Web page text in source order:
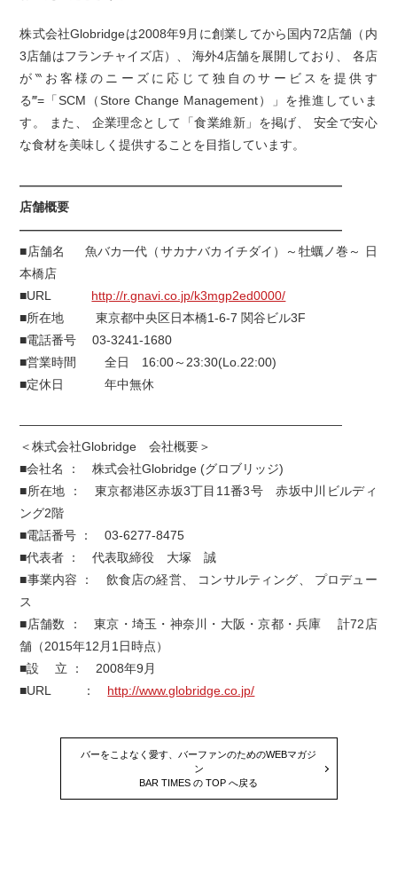
株式会社Globridgeは2008年9月に創業してから国内72店舗（内
3店舗はフランチャイズ店）、 海外4店舗を展開しており、 各店
が‷お客様のニーズに応じて独自のサービスを提供す
る‴=「SCM（Store Change Management）」を推進していま
す。 また、 企業理念として「食業維新」を掲げ、 安全で安心
な食材を美味しく提供することを目指しています。
——————————————————————————
店舗概要
——————————————————————————
■店舗名 魚バカ一代（サカナバカイチダイ）～牡蠣ノ巻～ 日
本橋店
■URL http://r.gnavi.co.jp/k3mgp2ed0000/
■所在地 東京都中央区日本橋1-6-7 関谷ビル3F
■電話番号 03-3241-1680
■営業時間 全日 16:00～23:30(Lo.22:00)
■定休日 年中無休
——————————————————————————
＜株式会社Globridge 会社概要＞
■会社名 ： 株式会社Globridge (グロブリッジ)
■所在地 ： 東京都港区赤坂3丁目11番3号 赤坂中川ビルディ
ング2階
■電話番号 ： 03-6277-8475
■代表者 ： 代表取締役 大塚 誠
■事業内容 ： 飲食店の経営、 コンサルティング、 プロデュー
ス
■店舗数 ： 東京・埼玉・神奈川・大阪・京都・兵庫 計72店
舗（2015年12月1日時点）
■設 立 ： 2008年9月
■URL ： http://www.globridge.co.jp/
バーをこよなく愛す、バーファンのためのWEBマガジ
ン
BAR TIMES の TOP へ戻る